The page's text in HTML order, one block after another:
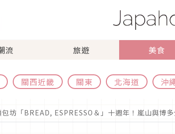
流 旅遊 美食
關西近畿 關東 北海道 沖
坊「BREAD, ESPRESSO＆」十週年！嵐山與博